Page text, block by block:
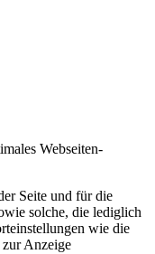
Webseiten-
Seite und für die
solche, die lediglich
wie die
Anzeige